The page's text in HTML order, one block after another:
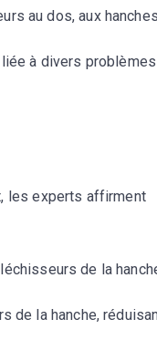
au dos, aux
à divers
les experts affirment
de la
de la hanche,
newsletter
si vous ouvrez les
politique de